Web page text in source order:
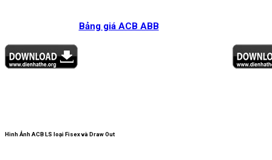
Bảng giá ACB ABB
Hình Ảnh ACB LS loại Fisex và Draw Out